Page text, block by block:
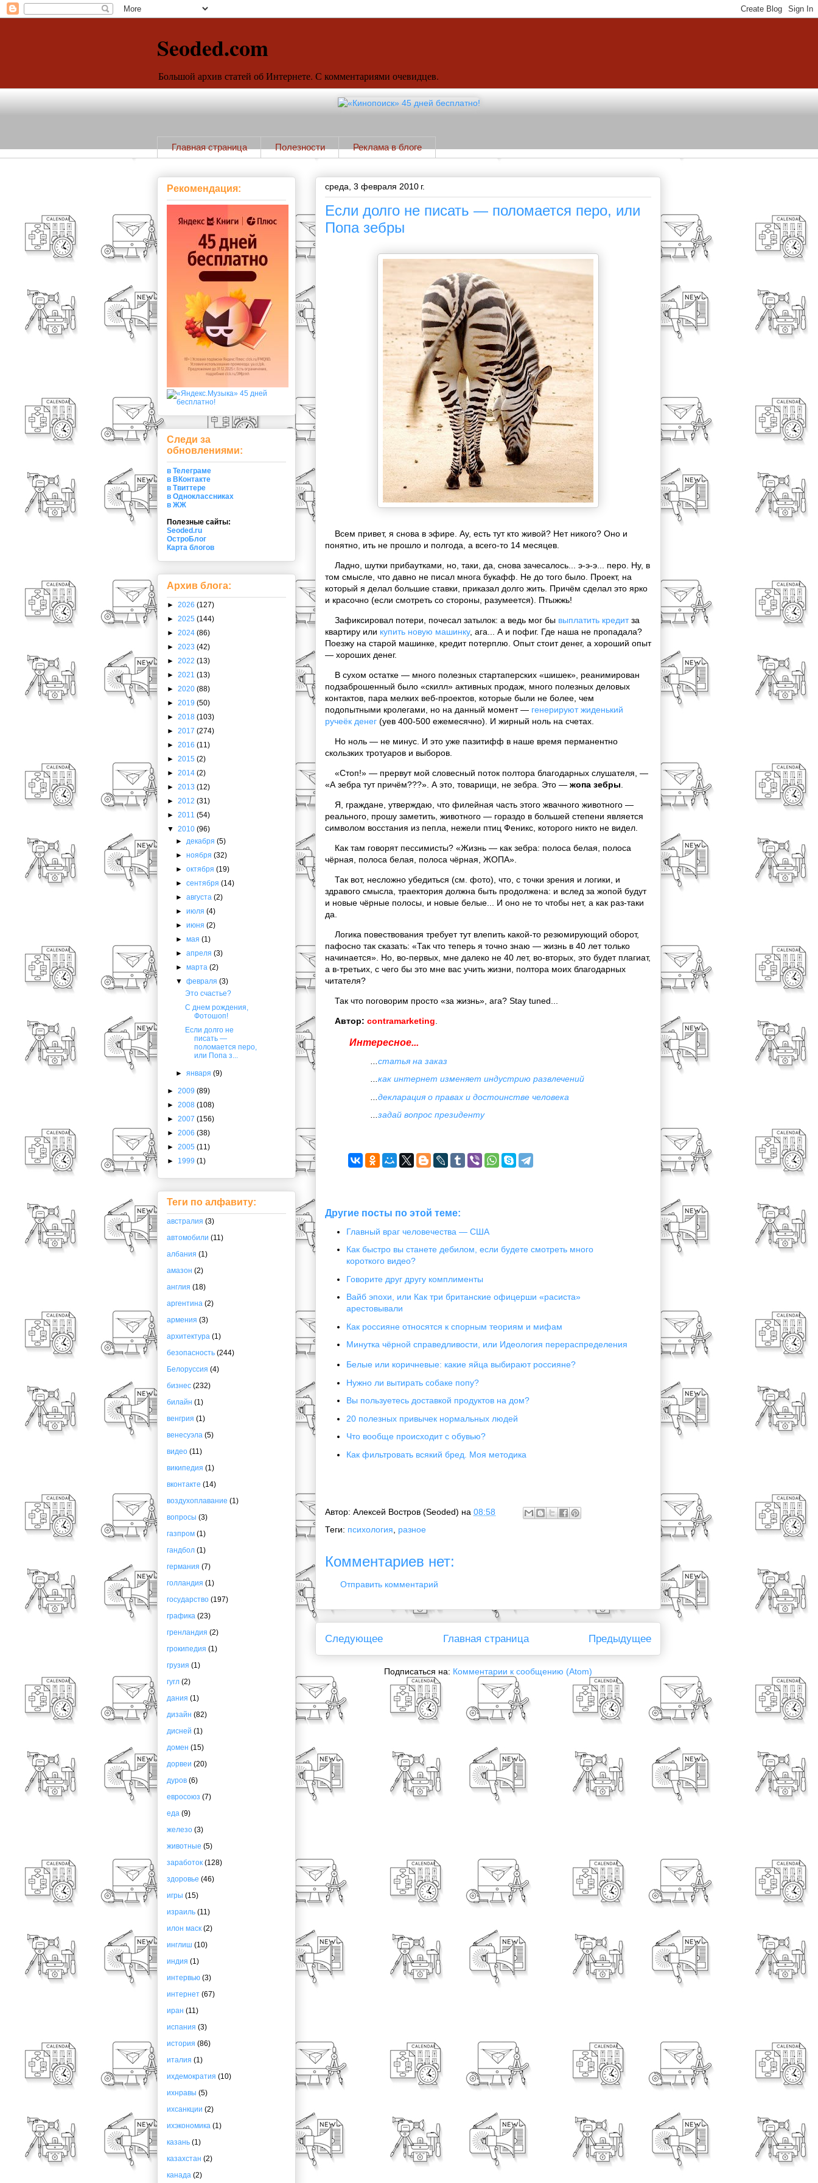
Seoded.com
Большой архив статей об Интернете. С комментариями очевидцев.
Главная страница Полезности Реклама в блоге
среда, 3 февраля 2010 г.
Если долго не писать — поломается перо, или
Попа зебры
Всем привет, я снова в эфире. Ау, есть тут кто живой? Нет никого? Оно и
понятно, ить не прошло и полгода, а всего-то 14 месяцев.
Ладно, шутки прибаутками, но, таки, да, снова зачесалось... э-э-э... перо. Ну, в
том смысле, что давно не писал многа букафф. Не до того было. Проект, на
который я делал большие ставки, приказал долго жить. Причём сделал это ярко
и красочно (если смотреть со стороны, разумеется). Птыжжь!
Зафиксировал потери, почесал затылок: а ведь мог бы выплатить кредитза
квартиру или купить новую машинку, ага... А и пофиг. Где наша не пропадала?
Поезжу на старой машинке, кредит потерплю. Опыт стоит денег, а хороший опыт
— хороших денег.
В сухом остатке — много полезных стартаперских «шишек», реанимирован
подзаброшенный было «скилл» активных продаж, много полезных деловых
контактов, пара мелких веб-проектов, которые были не более, чем
подопытными кролегами, но на данный момент — генерируют жиденький
ручеёк денег (уев 400-500 ежемесячно). И жирный ноль на счетах.
Но ноль — не минус. И это уже пазитифф в наше время перманентно
скользких тротуаров и выборов.
«Стоп!» — прервут мой словесный поток полтора благодарных слушателя, —
«А зебра тут причём???». А это, товарищи, не зебра. Это — жопа зебры
Я, граждане, утверждаю, что филейная часть этого жвачного животного —
реального, прошу заметить, животного — гораздо в большей степени является
символом восстания из пепла, нежели птиц Феникс, которого никто не видел.
Как там говорят пессимисты? «Жизнь — как зебра: полоса белая, полоса
чёрная, полоса белая, полоса чёрная, ЖОПА».
Так вот, несложно убедиться (см. фото), что, с точки зрения и логики, и
здравого смысла, траектория должна быть продолжена: и вслед за жопой будут
и новые чёрные полосы, и новые белые... И оно не то чтобы нет, а как раз-таки
да.
Логика повествования требует тут влепить какой-то резюмирующий оборот,
пафосно так сказать: «Так что теперь я точно знаю — жизнь в 40 лет только
начинается». Но, во-первых, мне далеко не 40 лет, во-вторых, это будет плагиат,
а в-третьих, с чего бы это мне вас учить жизни, полтора моих благодарных
читателя?
Так что поговорим просто «за жизнь», ага? Stay tuned...
Автор: contramarketing
Интересное...
статья на заказ
как интернет изменяет индустрию развлечений
декларация о правах и достоинстве человека
задай вопрос президенту
Другие посты по этой теме:
Главный враг человечества — США
Как быстро вы станете дебилом, если будете смотреть много
короткого видео?
Говорите друг другу комплименты
Вайб эпохи, или Как три британские офицерши «расиста»
арестовывали
Как россияне относятся к спорным теориям и мифам
Минутка чёрной справедливости, или Идеология перераспределения
Белые или коричневые: какие яйца выбирают россияне?
Нужно ли вытирать собаке попу?
Вы пользуетесь доставкой продуктов на дом?
20 полезных привычек нормальных людей
Что вообще происходит с обувью?
Как фильтровать всякий бред. Моя методика
Автор: Алексей Востров (Seoded) на 08:58
Теги: психология, разное
Комментариев нет:
Отправить комментарий
Следующее Предыдущее
Главная страница
Подписаться на: Комментарии к сообщению (Atom)
Рекомендация:
Следи за
обновлениями:
в Телеграме
в ВКонтакте
в Твиттере
в Одноклассниках
в ЖЖ
Полезные сайты:
Seoded.ru
ОстроБлог
Карта блогов
Архив блога:
► 2026 (127)
► 2025 (144)
► 2024 (86)
► 2023 (42)
► 2022 (13)
► 2021 (13)
► 2020 (88)
► 2019 (50)
► 2018 (103)
► 2017 (274)
► 2016 (11)
► 2015 (2)
► 2014 (2)
► 2013 (12)
► 2012 (31)
► 2011 (54)
▼ 2010 (96)
► декабря(5)
►ноября(32)
►октября(19)
►сентября(14)
►августа(2)
►июля(4)
►июня(2)
►мая(1)
►апреля(3)
►марта(2)
▼февраля(3)
Это счастье?
С днем рождения,
Фотошоп!
Если долго не
писать —
поломается перо,
или Попа з...
►января(9)
► 2009 (89)
► 2008 (108)
► 2007 (156)
► 2006 (38)
► 2005 (11)
► 1999 (1)
Теги по алфавиту:
австралия (3)
автомобили (11)
албания (1)
амазон (2)
англия (18)
аргентина (2)
армения (3)
архитектура (1)
безопасность (244)
Белоруссия (4)
бизнес (232)
билайн (1)
венгрия (1)
венесуэла (5)
видео (11)
википедия (1)
вконтакте (14)
воздухоплавание (1)
вопросы (3)
газпром (1)
гандбол (1)
германия (7)
голландия (1)
государство (197)
графика (23)
гренландия (2)
грокипедия (1)
грузия (1)
гугл (2)
дания (1)
дизайн (82)
дисней (1)
домен (15)
дорвеи (20)
дуров (6)
евросоюз (7)
еда (9)
железо (3)
животные (5)
заработок (128)
здоровье (46)
игры (15)
израиль (11)
илон маск (2)
инглиш (10)
индия (1)
интервью (3)
интернет (67)
иран (11)
испания (3)
история (86)
италия (1)
ихдемократия (10)
ихнравы (5)
ихсанкции (2)
ихэкономика (1)
казань (1)
казахстан (2)
канада (2)